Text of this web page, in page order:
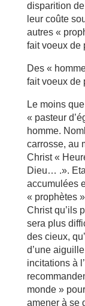
disparition
leur coûte
autres «
fait voeux de
Des «
fait voeux de
Le moins
« pasteur
homme.
carrosse, au
Christ «
Dieu… .».
accumulées
« prophètes
Christ qu’ils
sera plus
des cieux,
d’une
incitations à
monde »
amener à se